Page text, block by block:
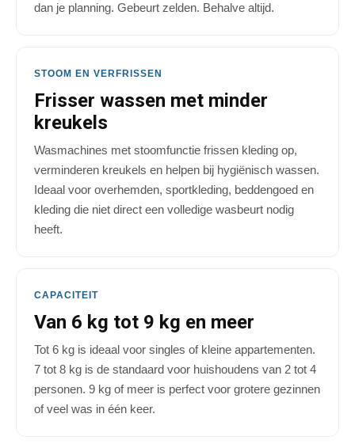
dan je planning. Gebeurt zelden. Behalve altijd.
STOOM EN VERFRISSEN
Frisser wassen met minder
kreukels
Wasmachines met stoomfunctie frissen kleding op,
verminderen kreukels en helpen bij hygiënisch wassen.
Ideaal voor overhemden, sportkleding, beddengoed en
kleding die niet direct een volledige wasbeurt nodig
heeft.
CAPACITEIT
Van 6 kg tot 9 kg en meer
Tot 6 kg is ideaal voor singles of kleine appartementen.
7 tot 8 kg is de standaard voor huishoudens van 2 tot 4
personen. 9 kg of meer is perfect voor grotere gezinnen
of veel was in één keer.